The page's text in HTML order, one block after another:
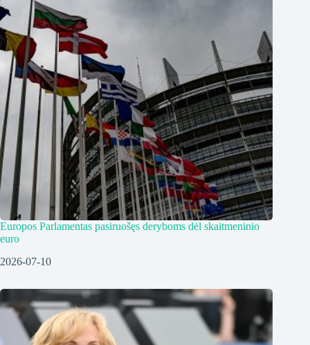
Europos Parlamentas pasiruošęs deryboms dėl skaitmeninio
euro
2026-07-10